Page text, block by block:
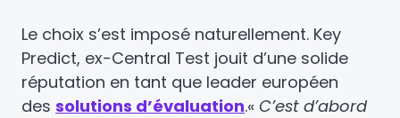
Le choix s’est imposé naturellement. Key
Predict, ex-Central Test jouit d’une solide
réputation en tant que leader européen
des solutions d’évaluation.« C’est d’abord